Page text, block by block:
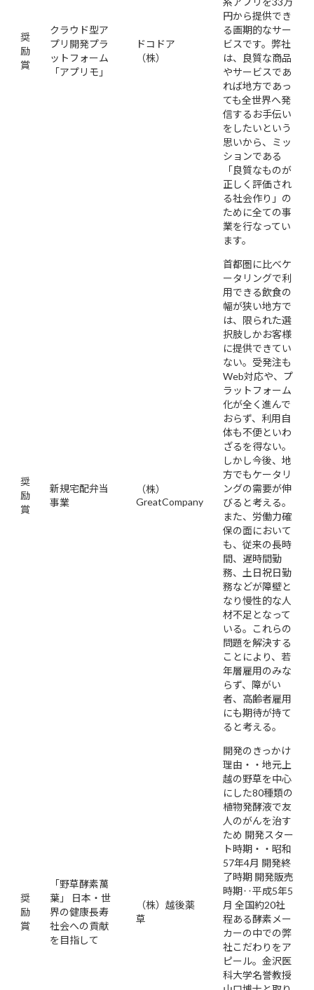
奨
励
賞
クラウド型ア
プリ開発プラ
ットフォーム
「アプリモ」
ドコドア
（株）
円から提供でき
る画期的なサー
ビスです。弊社
は、良質な商品
やサービスであ
れば地方であっ
ても全世界へ発
信するお手伝い
をしたいという
思いから、ミッ
ションである
「良質なものが
正しく評価され
る社会作り」の
ために全ての事
業を行なってい
ます。
奨
励
賞
新規宅配弁当
事業
（株）
GreatCompany
首都圏に比べケ
ータリングで利
用できる飲食の
幅が狭い地方で
は、限られた選
択肢しかお客様
に提供できてい
ない。受発注も
Web対応や、プ
ラットフォーム
化が全く進んで
おらず、利用自
体も不便といわ
ざるを得ない。
しかし今後、地
方でもケータリ
ングの需要が伸
びると考える。
また、労働力確
保の面において
も、従来の長時
間、遅時間勤
務、土日祝日勤
務などが障壁と
なり慢性的な人
材不足となって
いる。これらの
問題を解決する
ことにより、若
年層雇用のみな
らず、障がい
者、高齢者雇用
にも期待が持て
ると考える。
奨
励
賞
「野草酵素萬
葉」 日本・世
界の健康長寿
社会への貢献
を目指して
（株）越後薬
草
開発のきっかけ
理由・・地元上
越の野草を中心
にした80種類の
植物発酵液で友
人のがんを治す
ため 開発スター
ト時期・・昭和
57年4月 開発終
了時期 開発販売
時期‥平成5年5
月 全国約20社
程ある酵素メー
カーの中での弊
社こだわりをア
ピール。金沢医
科大学名誉教授